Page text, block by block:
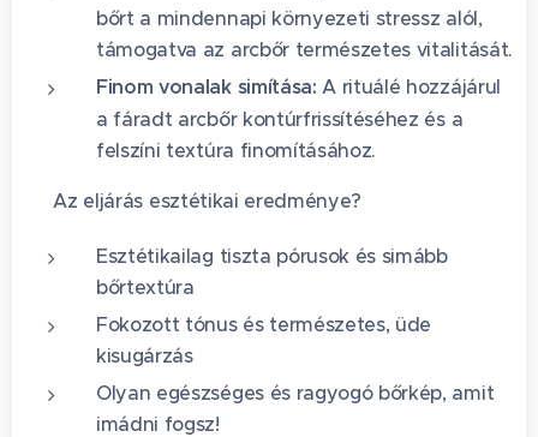
bőrt a mindennapi környezeti stressz alól,
támogatva az arcbőr természetes vitalitását.
Finom vonalak simítása: A rituálé hozzájárul
a fáradt arcbőr kontúrfrissítéséhez és a
felszíni textúra finomításához.
🌟 Az eljárás esztétikai eredménye?
Esztétikailag tiszta pórusok és simább
bőrtextúra
Fokozott tónus és természetes, üde
kisugárzás
Olyan egészséges és ragyogó bőrkép, amit
imádni fogsz! 🧖‍♀️